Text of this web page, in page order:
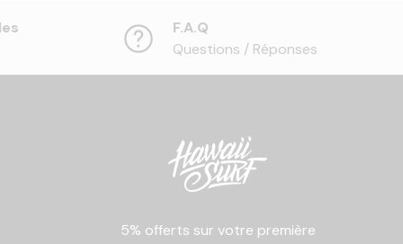
F.A.Q
Questions / Réponses
5% offerts sur votre première